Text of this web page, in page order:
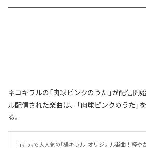
ネコキラルの「肉球ピンクのうた」が配信開
ル配信された楽曲は、「肉球ピンクのうた」
る。
TikTokで大人気の「猫キラル」オリジナル楽曲！軽や